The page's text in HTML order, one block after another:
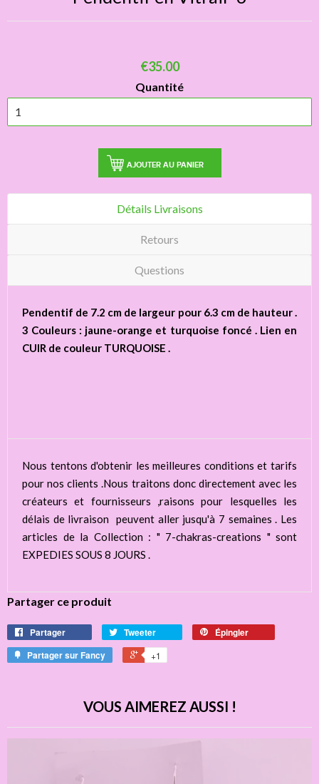
€35.00
Quantité
AJOUTER AU PANIER
Détails Livraisons
Retours
Questions
Pendentif de 7.2 cm de largeur pour 6.3 cm de hauteur .
3 Couleurs : jaune-orange et turquoise foncé . Lien en
CUIR de couleur TURQUOISE .
Nous tentons d'obtenir les meilleures conditions et tarifs
pour nos clients .Nous traitons donc directement avec les
créateurs et fournisseurs ,raisons pour lesquelles les
délais de livraison peuvent aller jusqu'à 7 semaines . Les
articles de la Collection : " 7-chakras-creations " sont
EXPEDIES SOUS 8 JOURS .
Partager ce produit
Partager Tweeter
Épingler
Partager sur Fancy
+1
VOUS AIMEREZ AUSSI !